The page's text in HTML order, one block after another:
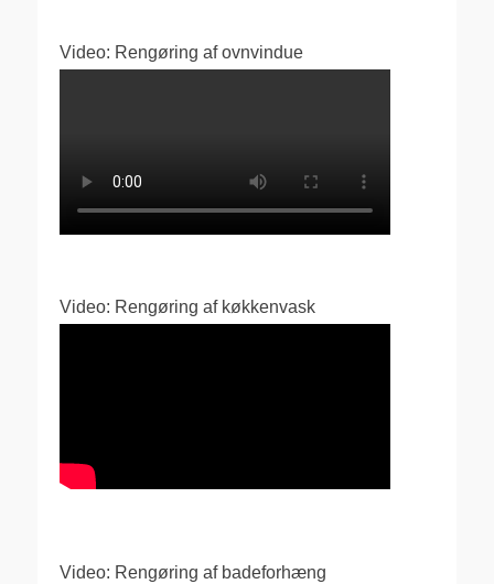
Video: Rengøring af ovnvindue
Video: Rengøring af køkkenvask
Video: Rengøring af badeforhæng